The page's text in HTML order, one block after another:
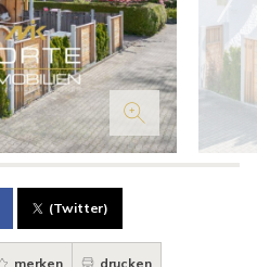
(Twitter)
merken drucken